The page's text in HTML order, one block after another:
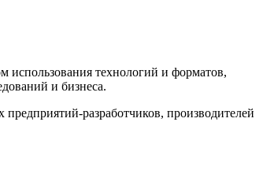
использования технологий и форматов,
и бизнеса.
разработчиков, производителей